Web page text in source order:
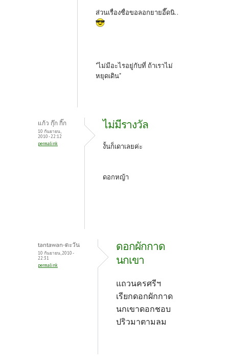
ส่วนเรื่องชื่อขอลอกยายอี๊ดนิ..
"ไม่มีอะไรอยู่กับที่ ถ้าเราไม่
หยุดเดิน"
แก้ว กุ๊ก กิ๊ก
10 กันยายน,
2010 - 22:12
permalink
ไม่มีรางวัล
งั้นก็เดาเลยค่ะ
ดอกหญ้า
tantawan-ตะวัน
10 กันยายน, 2010 -
22:31
permalink
ดอกผักกาด
นกเขา
แถวนครศรีฯ
เรียกดอกผักกาด
นกเขาดอกชอบ
ปริวมาตามลม